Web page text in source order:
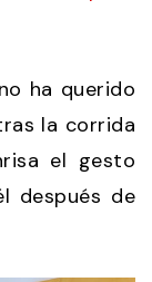
ha querido
la corrida
el gesto
después de